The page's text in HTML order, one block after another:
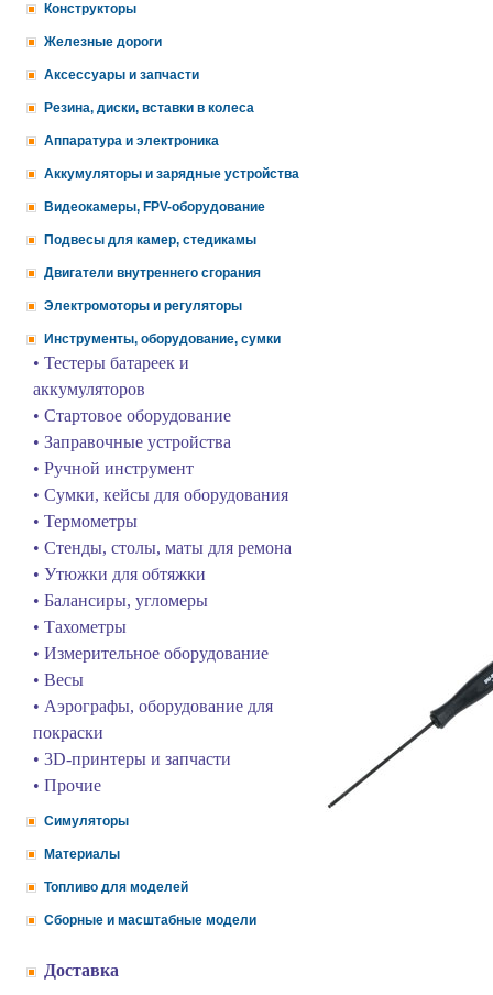
Конструкторы
Железные дороги
Аксессуары и запчасти
Резина, диски, вставки в колеса
Аппаратура и электроника
Аккумуляторы и зарядные устройства
Видеокамеры, FPV-оборудование
Подвесы для камер, стедикамы
Двигатели внутреннего сгорания
Электромоторы и регуляторы
Инструменты, оборудование, сумки
• Тестеры батареек и
аккумуляторов
• Стартовое оборудование
• Заправочные устройства
• Ручной инструмент
• Сумки, кейсы для оборудования
• Термометры
• Стенды, столы, маты для ремона
• Утюжки для обтяжки
• Балансиры, угломеры
• Тахометры
• Измерительное оборудование
• Весы
• Аэрографы, оборудование для
покраски
• 3D-принтеры и запчасти
• Прочие
Симуляторы
Материалы
Топливо для моделей
Сборные и масштабные модели
Доставка